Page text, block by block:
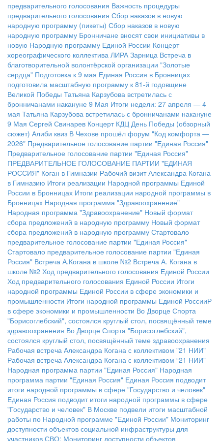
предварительного голосования Важность процедуры
предварительного голосования Сбор наказов в новую
народную программу (пикеты) Сбор наказов в новую
народную программу Бронничане вносят свои инициативы в
новую Народную программу Единой России Концерт
хореографического коллектива ЛИРА Зарница Встреча в
благотворительной волонтёрской организации "Золотые
сердца" Подготовка к 9 мая Единая Россия в Бронницах
подготовила масштабную программу к 81-й годовщине
Великой Победы Татьяна Карзубова встретилась с
бронничанами накануне 9 Мая Итоги недели: 27 апреля — 4
мая Татьяна Карзубова встретилась с бронничанами накануне
9 Мая Сергей Свинарев Концерт КДЦ День Победы (обзорный
сюжет) Алиби квиз В Чехове прошёл форум "Код комфорта —
2026" Предварительное голосование партии "Единая Россия"
Предварительное голосование партии "Единая Россия"
ПРЕДВАРИТЕЛЬНОЕ ГОЛОСОВАНИЕ ПАРТИИ "ЕДИНАЯ
РОССИЯ" Коган в Гимназии Рабочий визит Александра Когана
в Гимназию Итоги реализации Народной программы Единой
России в Бронницах Итоги реализации народной программы в
Бронницах Народная программа "Здравоохранение"
Народная программа "Здравоохранение" Новый формат
сбора предложений в народную программу Новый формат
сбора предложений в народную программу Стартовало
предварительное голосование партии "Единая Россия"
Стартовало предварительное голосование партии "Единая
Россия" Встреча А.Когана в школе №2 Встреча А. Когана в
школе №2 Ход предварительного голосования Единой России
Ход предварительного голосования Единой России Итоги
народной программы Единой России в сфере экономики и
промышленности Итоги народной программы Единой РоссииР
в сфере экономики и промышленности Во Дворце Спорта
"Борисоглебский", состоялся круглый стол, посвящённый теме
здравоохранения Во Дворце Спорта "Борисоглебский",
состоялся круглый стол, посвящённый теме здравоохранения
Рабочая встреча Александра Когана с коллективом "21 НИИ"
Рабочая встреча Александра Когана с коллективом “21 НИИ”
Народная программа партии "Единая Россия" Народная
программа партии "Единая Россия" Единая Россия подводит
итоги народной программы в сфере "Государство и человек"
Единая Россия подводит итоги народной программы в сфере
"Государство и человек" В Москве подвели итоги масштабной
работы по Народной программе "Единой России" Мониторинг
доступности объектов социальной инфраструктуры для
участников СВО: Мониторинг доступности объектов